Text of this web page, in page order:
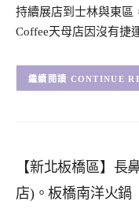
持續展店到士林與東區
Coffee天母店因沒有捷
CONTINUE
【新北板橋區】長
店)。板橋南洋火鍋